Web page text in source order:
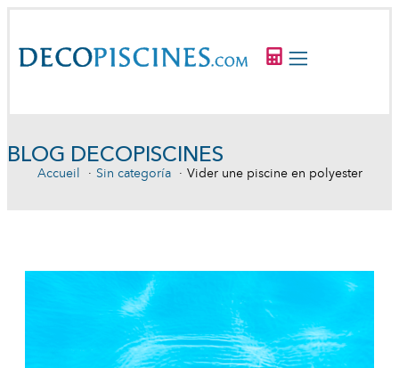
BLOG DECOPISCINES
Accueil Sin categoría Vider une piscine en polyester